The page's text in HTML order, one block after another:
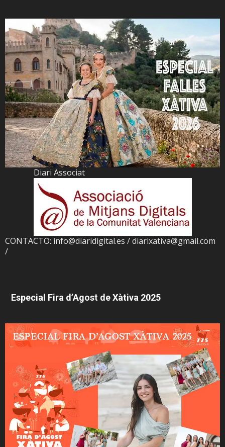
Diari Associat
CONTACTO: info@diaridigital.es / diarixativa@gmail.com
/
Especial Fira d’Agost de Xàtiva 2025